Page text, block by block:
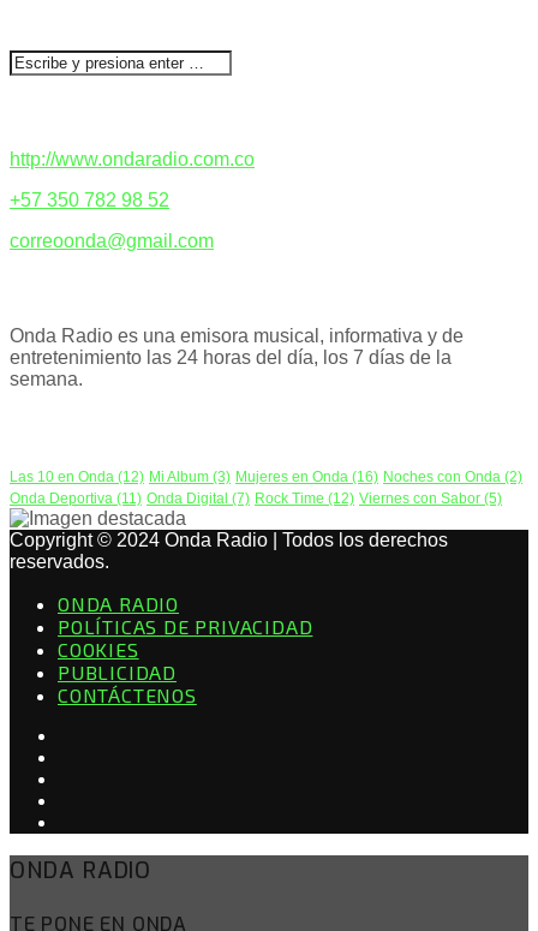
http://www.ondaradio.com.co
+57 350 782 98 52
correoonda@gmail.com
Onda Radio es una emisora musical, informativa y de
entretenimiento las 24 horas del día, los 7 días de la
semana.
Las 10 en Onda (12) Mi Album (3) Mujeres en Onda (16) Noches con Onda (2)
Onda Deportiva (11) Onda Digital (7) Rock Time (12) Viernes con Sabor (5)
Copyright © 2024 Onda Radio | Todos los derechos
reservados.
ONDA RADIO
POLÍTICAS DE PRIVACIDAD
COOKIES
PUBLICIDAD
CONTÁCTENOS
ONDA RADIO
TE PONE EN ONDA